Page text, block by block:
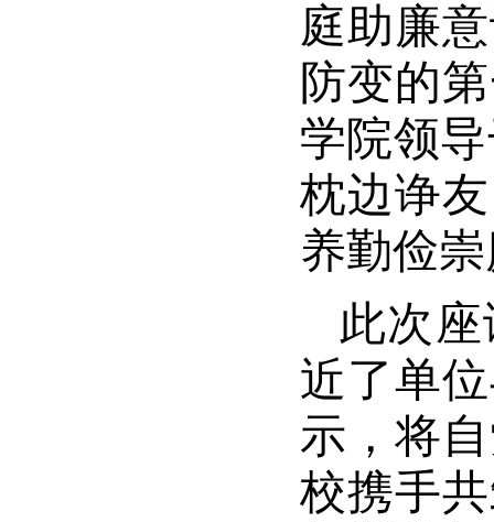
庭助廉
防变的
学院领
枕边诤
养勤俭
此次
近了单
示，将
校携手